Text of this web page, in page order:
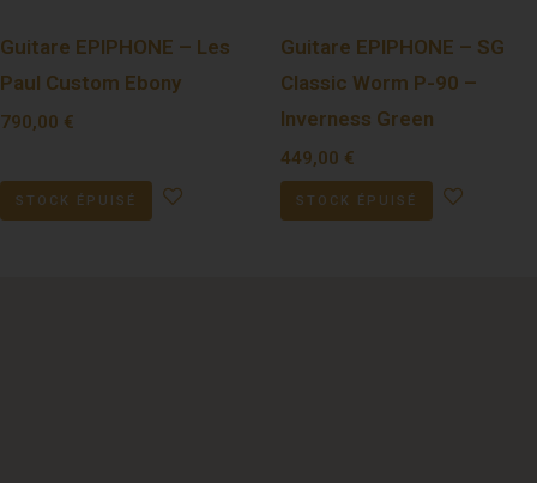
Guitare EPIPHONE – Les
Paul Custom Ebony
790,00 €
STOCK ÉPUISÉ
Guitare EPIPHONE – SG
Classic Worm P-90 –
Inverness Green
449,00 €
STOCK ÉPUISÉ